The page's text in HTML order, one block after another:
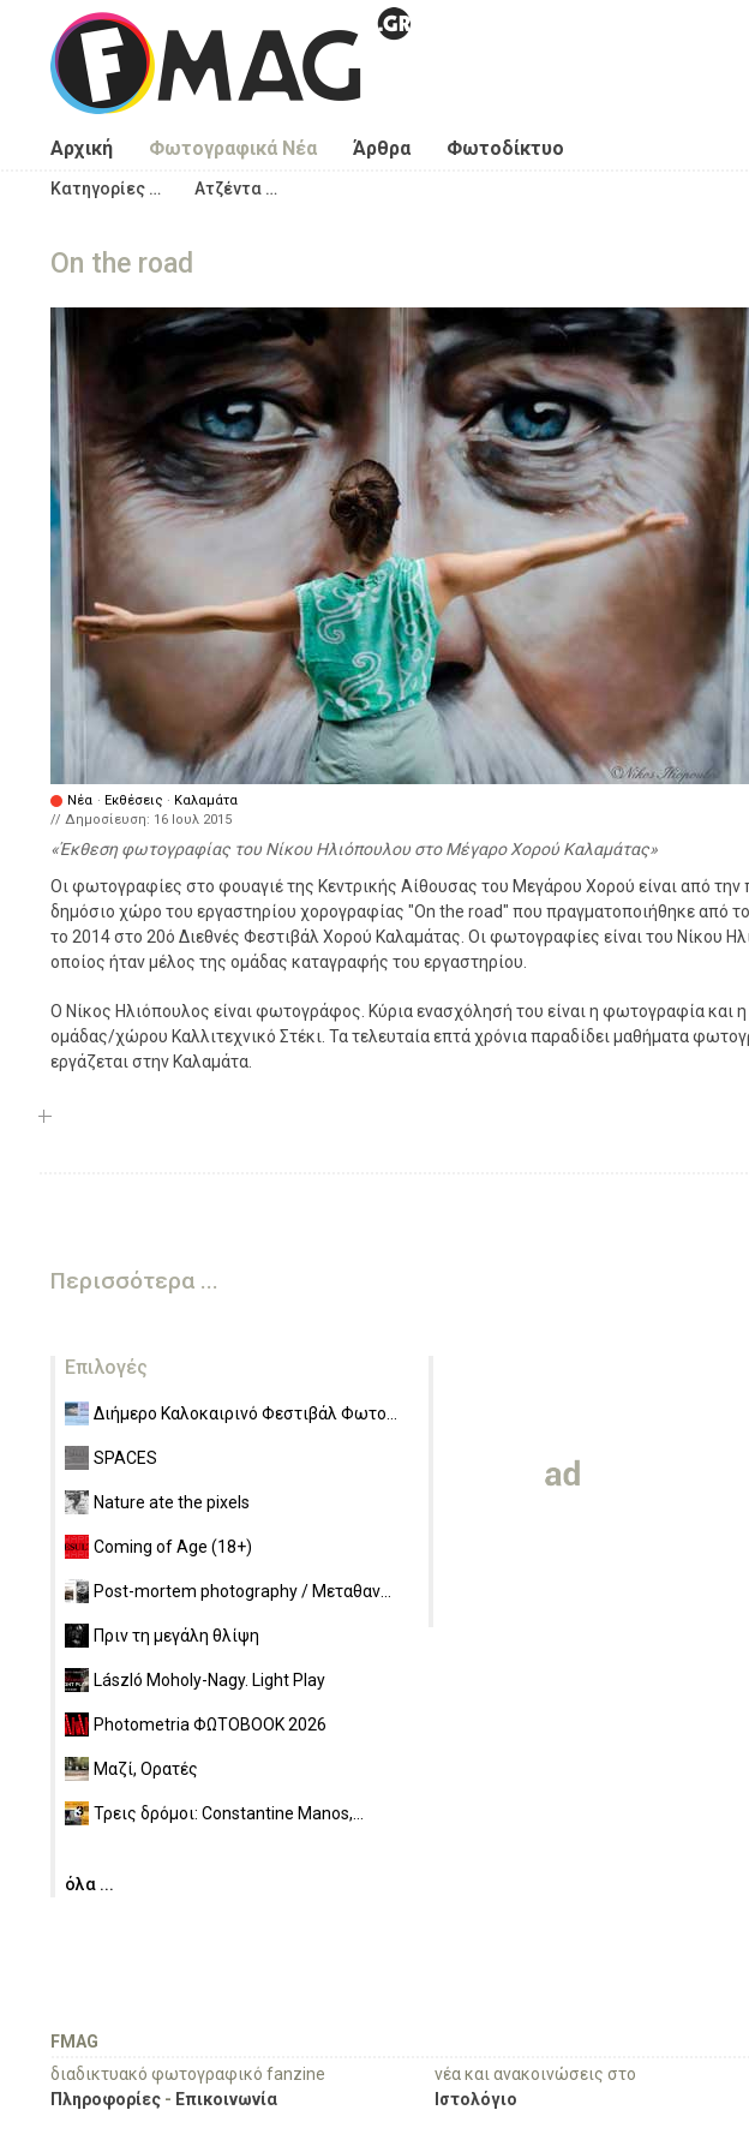
Παράκαμψη προς το κυρίως περιεχόμενο
Αρχική Φωτογραφικά Νέα Άρθρα Φωτοδίκτυο
Κατηγορίες … Ατζέντα …
On the road
Νέα · Εκθέσεις · Καλαμάτα
// Δημοσίευση: 16 Ιουλ 2015
Έκθεση φωτογραφίας του Νίκου Ηλιόπουλου στο Μέγαρο Χορού Καλαμάτας
Οι φωτογραφίες στο φουαγιέ της Κεντρικής Αίθουσας του Μεγάρου Χορού είναι από την
δημόσιο χώρο του εργαστηρίου χορογραφίας "On the road" που πραγματοποιήθηκε από
το 2014 στο 20ό Διεθνές Φεστιβάλ Χορού Καλαμάτας. Οι φωτογραφίες είναι του Νίκου
οποίος ήταν μέλος της ομάδας καταγραφής του εργαστηρίου.
Ο Νίκος Ηλιόπουλος είναι φωτογράφος. Κύρια ενασχόλησή του είναι η φωτογραφία και η
ομάδας/χώρου Καλλιτεχνικό Στέκι. Τα τελευταία επτά χρόνια παραδίδει μαθήματα
εργάζεται στην Καλαμάτα.
Περισσότερα ...
Επιλογές
Διήμερο Καλοκαιρινό Φεστιβάλ Φωτο...
SPACES
Nature ate the pixels
Coming of Age (18+)
Post-mortem photography / Μεταθαν...
Πριν τη μεγάλη θλίψη
László Moholy-Nagy. Light Play
Photometria ΦΩΤΟBOOK 2026
Μαζί, Ορατές
Τρεις δρόμοι: Constantine Manos,...
όλα ...
FMAG
διαδικτυακό φωτογραφικό fanzine
Πληροφορίες - Επικοινωνία
νέα και ανακοινώσεις στο
Ιστολόγιο